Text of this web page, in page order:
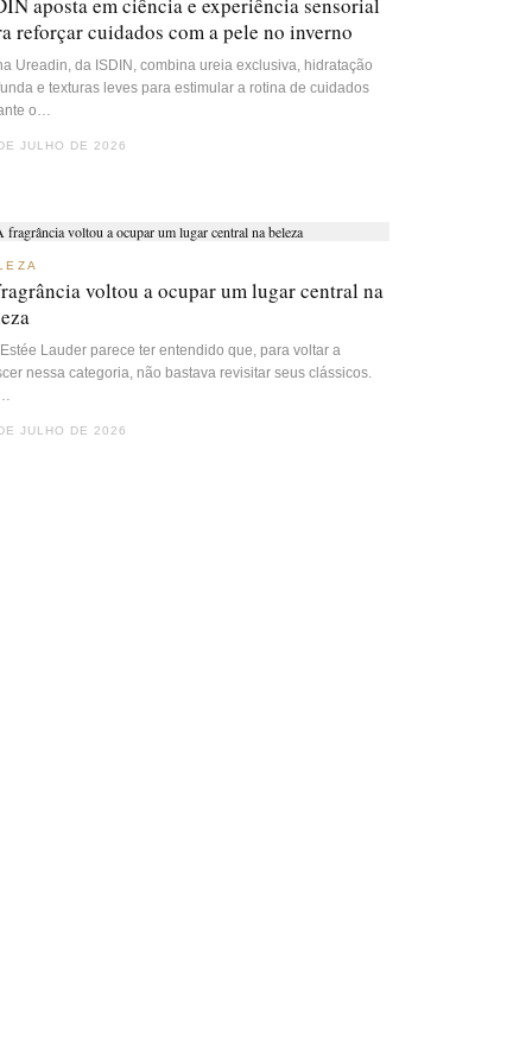
reforçar cuidados com a pele no inverno
Ureadin, da ISDIN, combina ureia exclusiva, hidratação
e texturas leves para estimular a rotina de cuidados
o…
JULHO DE 2026
voltou a ocupar um lugar central na
Lauder parece ter entendido que, para voltar a
nessa categoria, não bastava revisitar seus clássicos.
JULHO DE 2026